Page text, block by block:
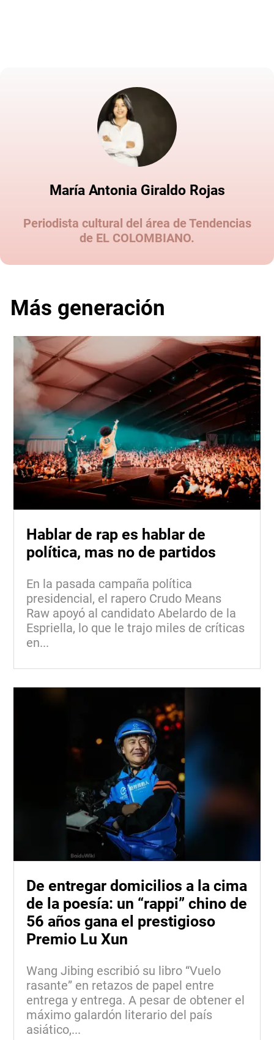
María Antonia Giraldo Rojas
Periodista cultural del área de Tendencias
de EL COLOMBIANO.
Más generación
Hablar de rap es hablar de
política, mas no de partidos
En la pasada campaña política
presidencial, el rapero Crudo Means
Raw apoyó al candidato Abelardo de la
Espriella, lo que le trajo miles de críticas
en...
De entregar domicilios a la cima
de la poesía: un “rappi” chino de
56 años gana el prestigioso
Premio Lu Xun
Wang Jibing escribió su libro “Vuelo
rasante” en retazos de papel entre
entrega y entrega. A pesar de obtener el
máximo galardón literario del país
asiático,...